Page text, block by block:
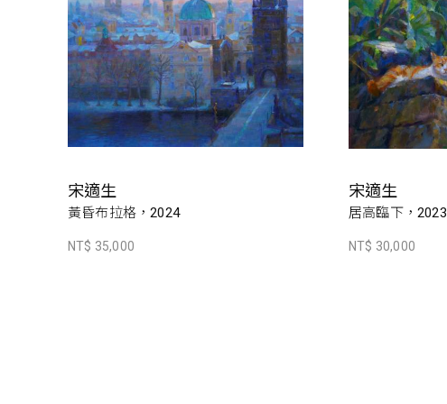
宋適生
黃昏布拉格，2024
NT$ 35,000
宋適生
居高臨下，2023
NT$ 30,000